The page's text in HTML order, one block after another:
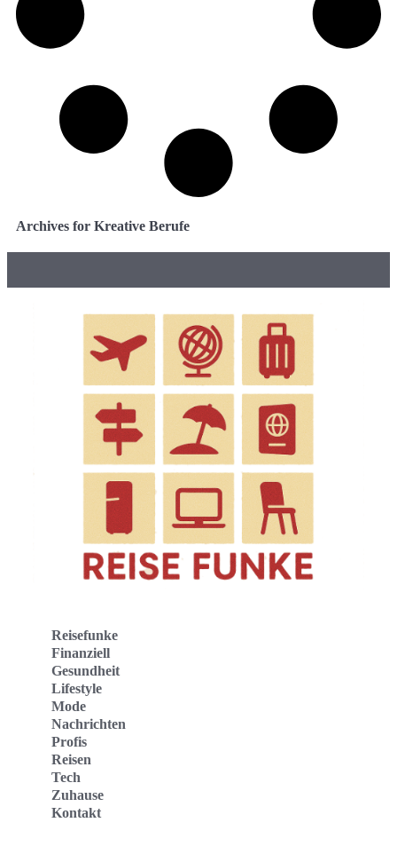
Archives for Kreative Berufe
Reisefunke
Finanziell
Gesundheit
Lifestyle
Mode
Nachrichten
Profis
Reisen
Tech
Zuhause
Kontakt